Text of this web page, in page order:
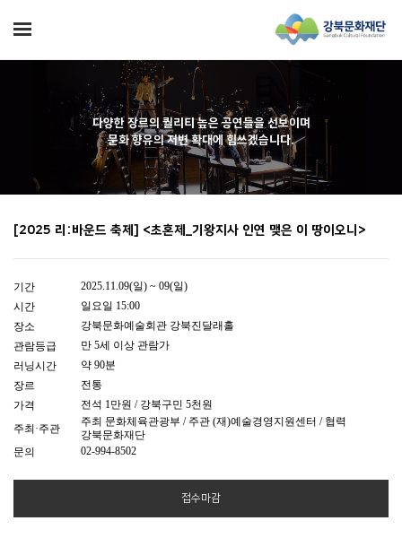
다양한 장르의 퀄리티 높은 공연들을 선보이며
문화 향유의 저변 확대에 힘쓰겠습니다.
[2025 리:바운드 축제] <초혼제_기왕지사 인연 맺은 이 땅이오니>
기간
2025.11.09(일) ~ 09(일)
시간
일요일 15:00
장소
강북문화예술회관 강북진달래홀
관람등급
만 5세 이상 관람가
러닝시간
약 90분
장르
전통
가격
전석 1만원 / 강북구민 5천원
주최·주관
주최 문화체육관광부 / 주관 (재)예술경영지원센터 / 협력
강북문화재단
문의
02-994-8502
접수마감